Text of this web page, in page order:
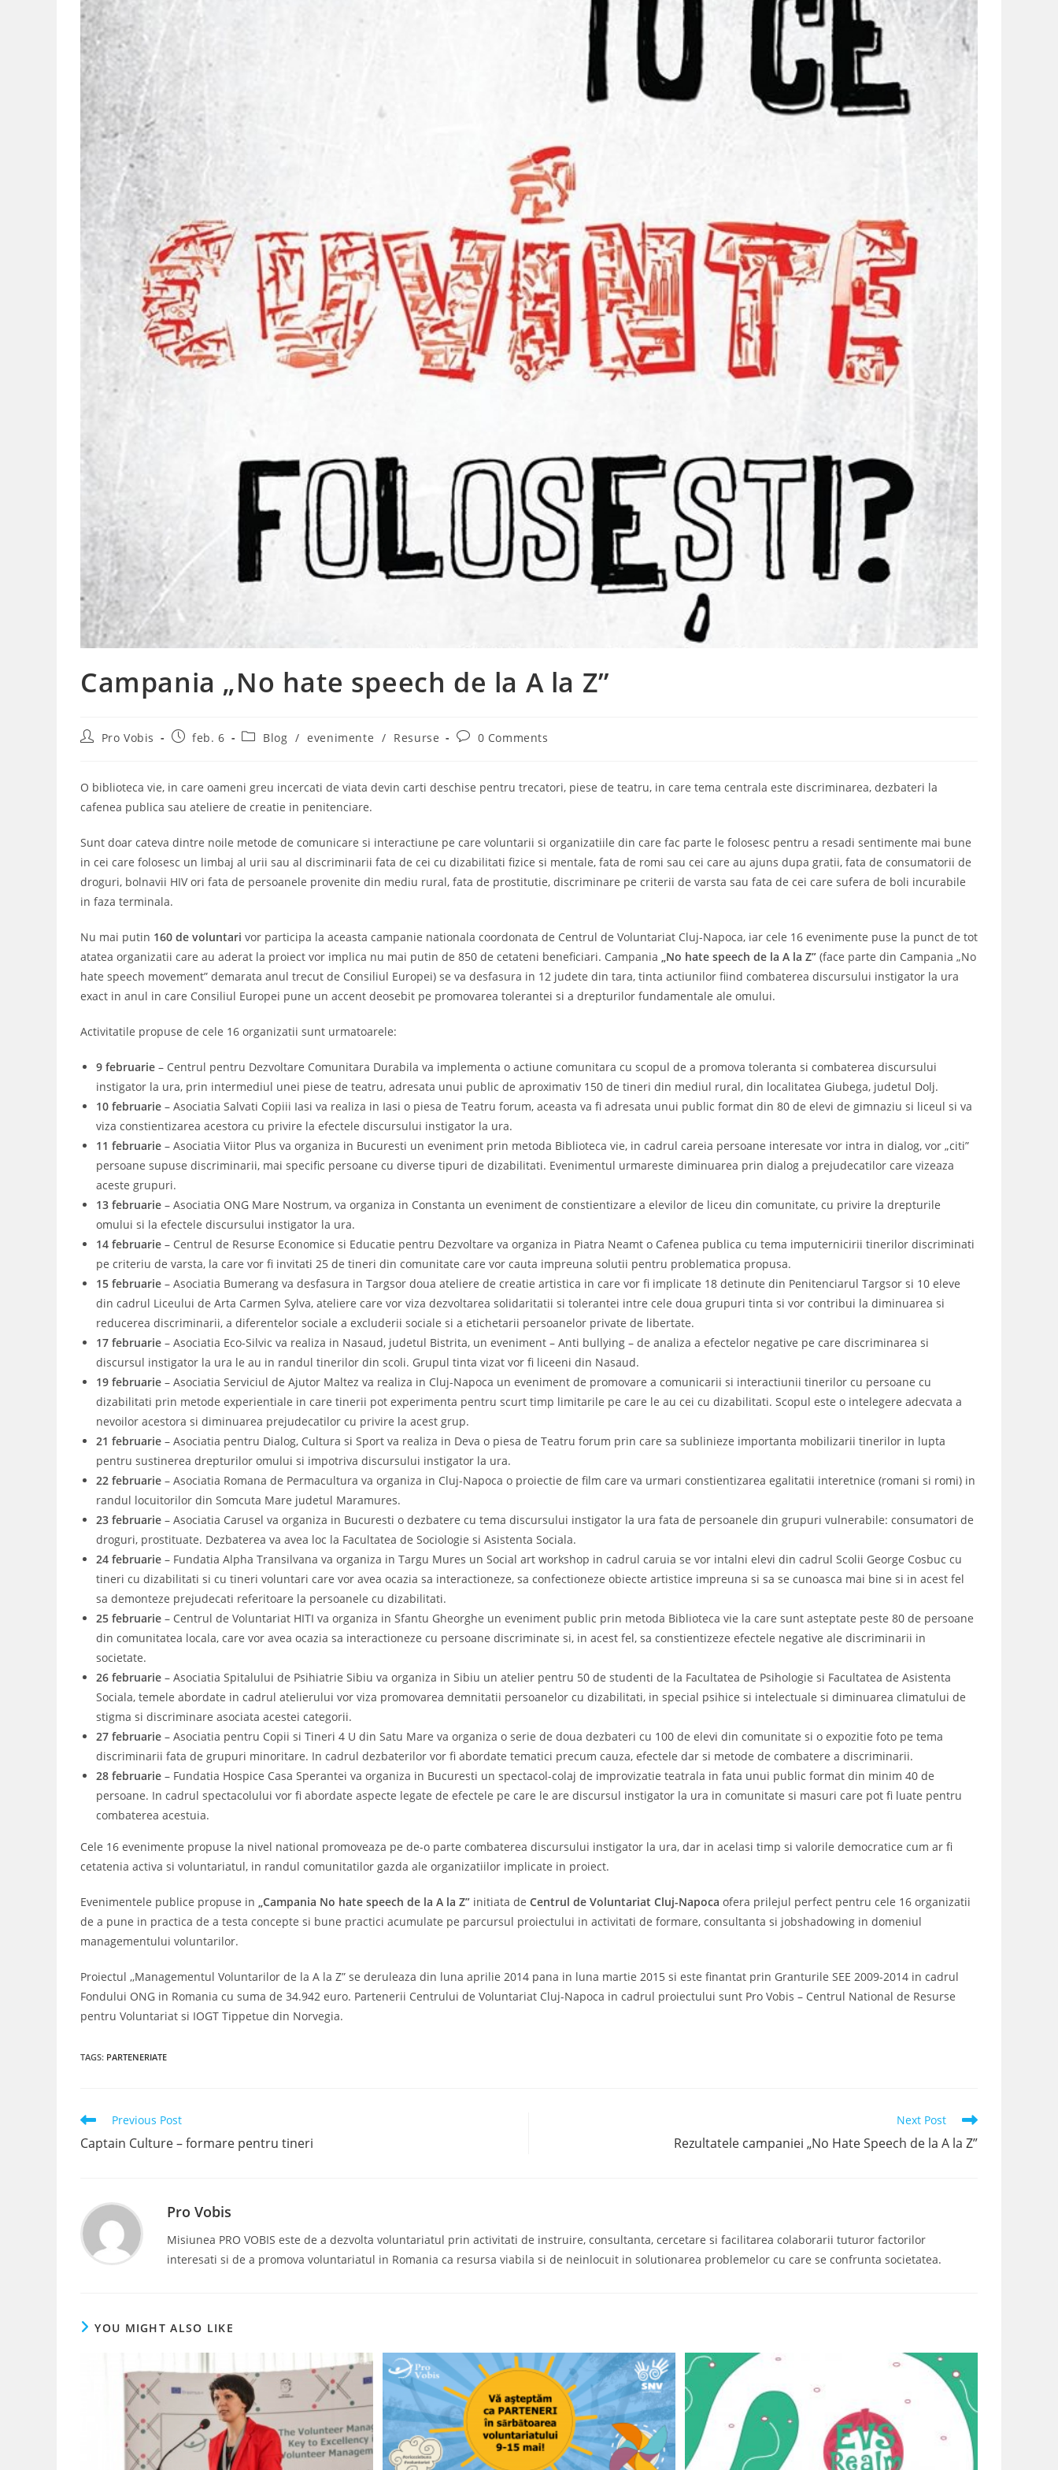
Campania „No hate speech de la A la Z”
PostPro Vobis
Postfeb. 6
PostBlog / evenimente / Resurse
Post0 Comments
O biblioteca vie, in care oameni greu incercati de viata devin carti deschise pentru trecatori, piese de teatru, in care tema centrala este discriminarea, dezbateri la
cafenea publica sau ateliere de creatie in penitenciare.
Sunt doar cateva dintre noile metode de comunicare si interactiune pe care voluntarii si organizatiile din care fac parte le folosesc pentru a resadi sentimente mai bune
in cei care folosesc un limbaj al urii sau al discriminarii fata de cei cu dizabilitati fizice si mentale, fata de romi sau cei care au ajuns dupa gratii, fata de consumatorii de
droguri, bolnavii HIV ori fata de persoanele provenite din mediu rural, fata de prostitutie, discriminare pe criterii de varsta sau fata de cei care sufera de boli incurabile
in faza terminala.
Nu mai putin 160 de voluntari vor participa la aceasta campanie nationala coordonata de Centrul de Voluntariat Cluj-Napoca, iar cele 16 evenimente puse la punct de tot
atatea organizatii care au aderat la proiect vor implica nu mai putin de 850 de cetateni beneficiari. Campania
„No hate speech de la A la Z” (face parte din Campania „No
hate speech movement” demarata anul trecut de Consiliul Europei) se va desfasura in 12 judete din tara, tinta actiunilor fiind combaterea discursului instigator la ura
exact in anul in care Consiliul Europei pune un accent deosebit pe promovarea tolerantei si a drepturilor fundamentale ale omului.
Activitatile propuse de cele 16 organizatii sunt urmatoarele:
9 februarie – Centrul pentru Dezvoltare Comunitara Durabila va implementa o actiune comunitara cu scopul de a promova toleranta si combaterea discursului
instigator la ura, prin intermediul unei piese de teatru, adresata unui public de aproximativ 150 de tineri din mediul rural, din localitatea Giubega, judetul Dolj.
10 februarie – Asociatia Salvati Copiii Iasi va realiza in Iasi o piesa de Teatru forum, aceasta va fi adresata unui public format din 80 de elevi de gimnaziu si liceul si va
viza constientizarea acestora cu privire la efectele discursului instigator la ura.
11 februarie – Asociatia Viitor Plus va organiza in Bucuresti un eveniment prin metoda Biblioteca vie, in cadrul careia persoane interesate vor intra in dialog, vor „citi”
persoane supuse discriminarii, mai specific persoane cu diverse tipuri de dizabilitati. Evenimentul urmareste diminuarea prin dialog a prejudecatilor care vizeaza
aceste grupuri.
13 februarie – Asociatia ONG Mare Nostrum, va organiza in Constanta un eveniment de constientizare a elevilor de liceu din comunitate, cu privire la drepturile
omului si la efectele discursului instigator la ura.
14 februarie – Centrul de Resurse Economice si Educatie pentru Dezvoltare va organiza in Piatra Neamt o Cafenea publica cu tema imputernicirii tinerilor discriminati
pe criteriu de varsta, la care vor fi invitati 25 de tineri din comunitate care vor cauta impreuna solutii pentru problematica propusa.
15 februarie – Asociatia Bumerang va desfasura in Targsor doua ateliere de creatie artistica in care vor fi implicate 18 detinute din Penitenciarul Targsor si 10 eleve
din cadrul Liceului de Arta Carmen Sylva, ateliere care vor viza dezvoltarea solidaritatii si tolerantei intre cele doua grupuri tinta si vor contribui la diminuarea si
reducerea discriminarii, a diferentelor sociale a excluderii sociale si a etichetarii persoanelor private de libertate.
17 februarie – Asociatia Eco-Silvic va realiza in Nasaud, judetul Bistrita, un eveniment – Anti bullying – de analiza a efectelor negative pe care discriminarea si
discursul instigator la ura le au in randul tinerilor din scoli. Grupul tinta vizat vor fi liceeni din Nasaud.
19 februarie – Asociatia Serviciul de Ajutor Maltez va realiza in Cluj-Napoca un eveniment de promovare a comunicarii si interactiunii tinerilor cu persoane cu
dizabilitati prin metode experientiale in care tinerii pot experimenta pentru scurt timp limitarile pe care le au cei cu dizabilitati. Scopul este o intelegere adecvata a
nevoilor acestora si diminuarea prejudecatilor cu privire la acest grup.
21 februarie – Asociatia pentru Dialog, Cultura si Sport va realiza in Deva o piesa de Teatru forum prin care sa sublinieze importanta mobilizarii tinerilor in lupta
pentru sustinerea drepturilor omului si impotriva discursului instigator la ura.
22 februarie – Asociatia Romana de Permacultura va organiza in Cluj-Napoca o proiectie de film care va urmari constientizarea egalitatii interetnice (romani si romi) in
randul locuitorilor din Somcuta Mare judetul Maramures.
23 februarie – Asociatia Carusel va organiza in Bucuresti o dezbatere cu tema discursului instigator la ura fata de persoanele din grupuri vulnerabile: consumatori de
droguri, prostituate. Dezbaterea va avea loc la Facultatea de Sociologie si Asistenta Sociala.
24 februarie – Fundatia Alpha Transilvana va organiza in Targu Mures un Social art workshop in cadrul caruia se vor intalni elevi din cadrul Scolii George Cosbuc cu
tineri cu dizabilitati si cu tineri voluntari care vor avea ocazia sa interactioneze, sa confectioneze obiecte artistice impreuna si sa se cunoasca mai bine si in acest fel
sa demonteze prejudecati referitoare la persoanele cu dizabilitati.
25 februarie – Centrul de Voluntariat HITI va organiza in Sfantu Gheorghe un eveniment public prin metoda Biblioteca vie la care sunt asteptate peste 80 de persoane
din comunitatea locala, care vor avea ocazia sa interactioneze cu persoane discriminate si, in acest fel, sa constientizeze efectele negative ale discriminarii in
societate.
26 februarie – Asociatia Spitalului de Psihiatrie Sibiu va organiza in Sibiu un atelier pentru 50 de studenti de la Facultatea de Psihologie si Facultatea de Asistenta
Sociala, temele abordate in cadrul atelierului vor viza promovarea demnitatii persoanelor cu dizabilitati, in special psihice si intelectuale si diminuarea climatului de
stigma si discriminare asociata acestei categorii.
27 februarie – Asociatia pentru Copii si Tineri 4 U din Satu Mare va organiza o serie de doua dezbateri cu 100 de elevi din comunitate si o expozitie foto pe tema
discriminarii fata de grupuri minoritare. In cadrul dezbaterilor vor fi abordate tematici precum cauza, efectele dar si metode de combatere a discriminarii.
28 februarie – Fundatia Hospice Casa Sperantei va organiza in Bucuresti un spectacol-colaj de improvizatie teatrala in fata unui public format din minim 40 de
persoane. In cadrul spectacolului vor fi abordate aspecte legate de efectele pe care le are discursul instigator la ura in comunitate si masuri care pot fi luate pentru
combaterea acestuia.
Cele 16 evenimente propuse la nivel national promoveaza pe de-o parte combaterea discursului instigator la ura, dar in acelasi timp si valorile democratice cum ar fi
cetatenia activa si voluntariatul, in randul comunitatilor gazda ale organizatiilor implicate in proiect.
Evenimentele publice propuse in „Campania No hate speech de la A la Z” initiata de Centrul de Voluntariat Cluj-Napoca ofera prilejul perfect pentru cele 16 organizatii
de a pune in practica de a testa concepte si bune practici acumulate pe parcursul proiectului in activitati de formare, consultanta si jobshadowing in domeniul
managementului voluntarilor.
Proiectul ,,Managementul Voluntarilor de la A la Z” se deruleaza din luna aprilie 2014 pana in luna martie 2015 si este finantat prin Granturile SEE 2009-2014 in cadrul
Fondului ONG in Romania cu suma de 34.942 euro. Partenerii Centrului de Voluntariat Cluj-Napoca in cadrul proiectului sunt Pro Vobis – Centrul National de Resurse
pentru Voluntariat si IOGT Tippetue din Norvegia.
TAGS: PARTENERIATE
Read
articles
Previous Post
Captain Culture – formare pentru tineri
Next Post
Rezultatele campaniei „No Hate Speech de la A la Z”
Pro Vobis
Misiunea PRO VOBIS este de a dezvolta voluntariatul prin activitati de instruire, consultanta, cercetare si facilitarea colaborarii tuturor factorilor
interesati si de a promova voluntariatul in Romania ca resursa viabila si de neinlocuit in solutionarea problemelor cu care se confrunta societatea.
YOU MIGHT ALSO LIKE